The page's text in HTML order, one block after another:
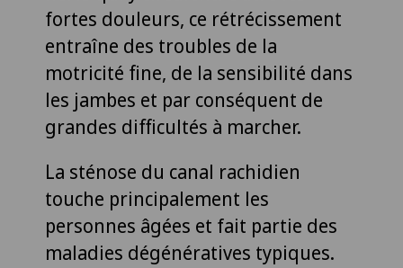
fortes douleurs, ce rétrécissement
entraîne des troubles de la
motricité fine, de la sensibilité dans
les jambes et par conséquent de
grandes difficultés à marcher.
La sténose du canal rachidien
touche principalement les
personnes âgées et fait partie des
maladies dégénératives typiques.